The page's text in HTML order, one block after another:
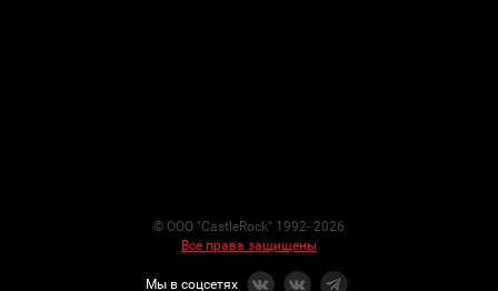
© ООО "CastleRock" 1992- 2026
Все права защищены
Мы в соцсетях